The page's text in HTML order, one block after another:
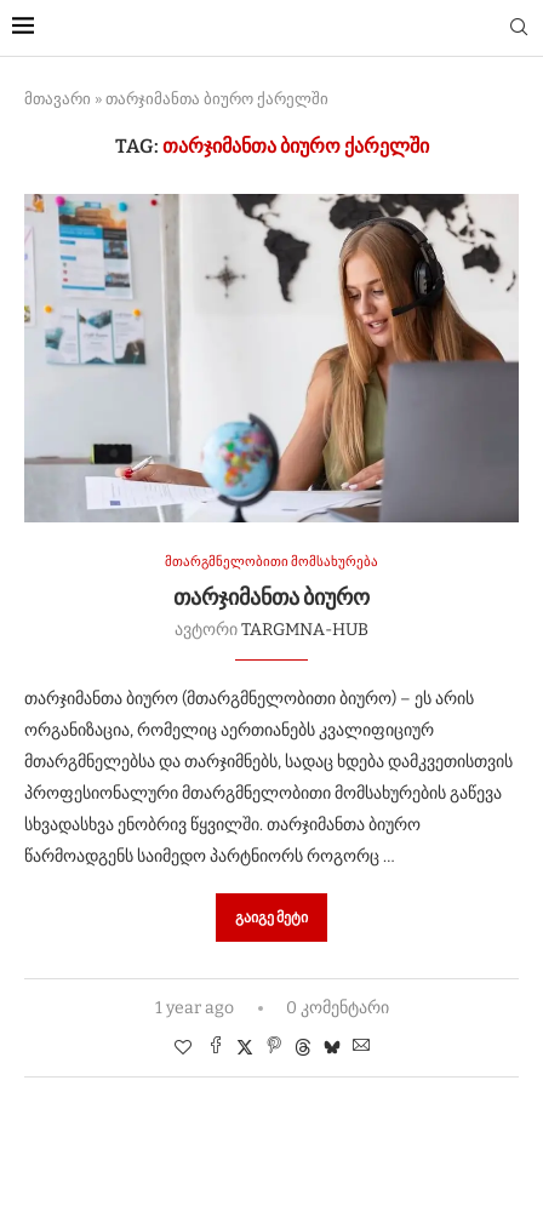
მთავარი » თარჯიმანთა ბიურო ქარელში
TAG: ᲗᲐᲠᲯᲘᲛᲐᲜᲗᲐ ᲑᲘᲣᲠᲝ ᲥᲐᲠᲔᲚᲨᲘ
მთარგმნელობითი მომსახურება
ᲗᲐᲠᲯᲘᲛᲐᲜᲗᲐ ᲑᲘᲣᲠᲝ
ავტორიTARGMNA-HUB
თარჯიმანთა ბიურო (მთარგმნელობითი ბიურო) – ეს არის
ორგანიზაცია, რომელიც აერთიანებს კვალიფიციურ
მთარგმნელებსა და თარჯიმნებს, სადაც ხდება დამკვეთისთვის
პროფესიონალური მთარგმნელობითი მომსახურების გაწევა
სხვადასხვა ენობრივ წყვილში. თარჯიმანთა ბიურო
წარმოადგენს საიმედო პარტნიორს როგორც …
ᲒᲐᲘᲒᲔ ᲛᲔᲢᲘ
1 year ago 0 კომენტარი